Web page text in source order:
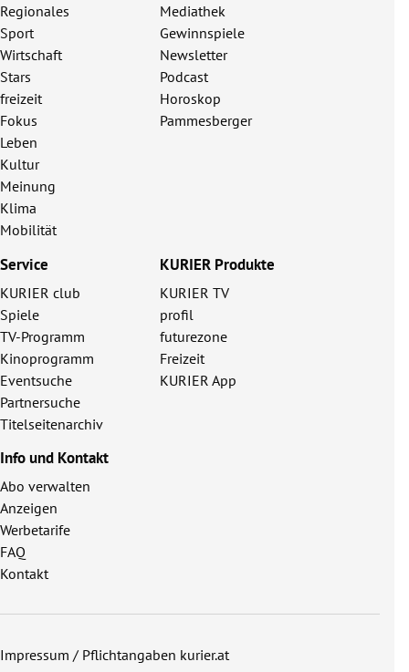
Regionales
Sport
Wirtschaft
Stars
freizeit
Fokus
Leben
Kultur
Meinung
Klima
Mobilität
Mediathek
Gewinnspiele
Newsletter
Podcast
Horoskop
Pammesberger
Service
KURIER club
Spiele
TV-Programm
Kinoprogramm
Eventsuche
Partnersuche
Titelseitenarchiv
KURIER Produkte
KURIER TV
profil
futurezone
Freizeit
KURIER App
Info und Kontakt
Abo verwalten
Anzeigen
Werbetarife
FAQ
Kontakt
Impressum / Pflichtangaben kurier.at